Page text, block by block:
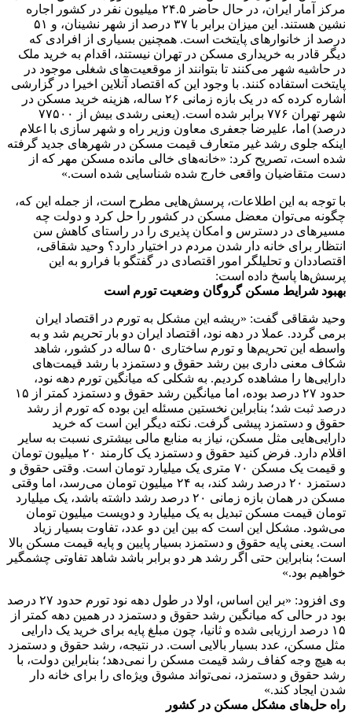
مرکز آمار ایران، در حال حاضر ۲۴.۵ میلیون نفر در کشور اجاره
نشین هستند. این میزان برابر با ۳۷ درصد از شهر نشینان، و ۵۱
درصد از خانوار‌های پایتخت است. همچنین بسیاری از افرادی که
دیگر قادر به خریداری مسکن در تهران نیستند، اقدام به خرید ملک
در حاشیه شهر می‌کنند تا بتوانند از موقعیت‌های شغلی موجود در
پایتخت استفاده کنند. با وجود این که اقتصاد آنلاین اخیرا در گزارشی
اشاره کرده که در یک بازه زمانی ۲۶ ساله، هزینه خرید مسکن در
شهر تهران ۷۷۶ برابر شده است. (یعنی رشدی بیش از ۷۷۵۰۰
درصد) اما، علیرضا جعفری معاون وزیر راه و شهر سازی با اعلام
اینکه جلوی رشد غیر متعارف قیمت مسکن در شهر‌های جدید گرفته
شده است، تصریح کرد: «خانه‌های خالی مانده مسکن مهر که از
دست متقاضیان واقعی خارج شده شناسایی شده است.»
با توجه به این اطلاعات، پرسش‌هایی مطرح است، از جمله این که،
چگونه می‌توان معضل مسکن در کشور را حل کرد و دولت چه
مسیر‌های در دسترس و امکان پذیری را در راستای کاهش سن
انتظار برای خانه دار شدن مردم در اختیار دارد؟ وحید شقاقی،
اقتصاددان و تحلیلگر امور اقتصادی در گفتگو با فرارو به این
پرسش‌ها پاسخ داده است:
بهبود شرایط مسکن گروگان وضعیت تورم است
وحید شقاقی گفت: «ریشه این مشکل به تورم در اقتصاد ایران
برمی گردد. عملا در دهه نود، اقتصاد ایران دو بار تحریم شد و به
واسطه این تحریم‌ها و تورم ساختاری ۵۰ ساله در کشور، شاهد
شکاف معنی داری بین رشد حقوق و دستمزد با رشد قیمت‌های
دارایی‌ها را مشاهده کردیم. به شکلی که میانگین تورم دهه نود،
حدود ۲۷ درصد بوده، اما میانگین رشد حقوق و دستمزد کمتر از ۱۵
درصد ثبت شد؛ بنابراین نخستین مسئله این بوده که تورم از رشد
حقوق و دستمزد پیشی گرفت. نکته دیگر این است که خرید
دارایی‌هایی مثل مسکن، نیاز به منابع مالی بیشتری نسبت به سایر
اقلام دارد. فرض کنید حقوق و دستمزد یک کارمند ۲۰ میلیون تومان
و قیمت یک مسکن ۷۰ متری یک میلیارد تومان است. وقتی حقوق و
دستمزد ۲۰ درصد رشد کند، به ۲۴ میلیون تومان می‌رسد، اما وقتی
مسکن در همان بازه زمانی ۲۰ درصد رشد داشته باشد، یک میلیارد
تومان قیمت مسکن تبدیل به یک میلیارد و دویست میلیون تومان
می‌شود. مشکل این است که بین این دو عدد، تفاوت بسیار زیاد
است. یعنی پایه حقوق و دستمزد بسیار پایین و پایه قیمت مسکن بالا
است؛ بنابراین حتی اگر رشد هر دو برابر باشد شاهد تفاوتی چشمگیر
خواهیم بود.»
وی افزود: «بر این اساس، اولا در طول دهه نود تورم حدود ۲۷ درصد
بود در حالی که میانگین رشد حقوق و دستمزد در همین دهه کمتر از
۱۵ درصد ارزیابی شده و ثانیا، چون مبلغ پایه برای خرید یک دارایی
مثل مسکن، عدد بسیار بالایی است. در نتیجه، رشد حقوق و دستمزد
به هیچ وجه کفاف رشد قیمت مسکن را نمی‌دهد؛ بنابراین دولت، با
رشد حقوق و دستمزد، نمی‌تواند مشوق ویژه‌ای را برای خانه دار
شدن ایجاد کند.»
راه حل‌های مشکل مسکن در کشور